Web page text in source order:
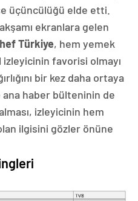
üçüncülüğü elde etti.
ekranlara gelen
Türkiye, hem yemek
favorisi olmayı
bir kez daha ortaya
ana haber bülteninin de
izleyicinin hem
ilgisini gözler önüne